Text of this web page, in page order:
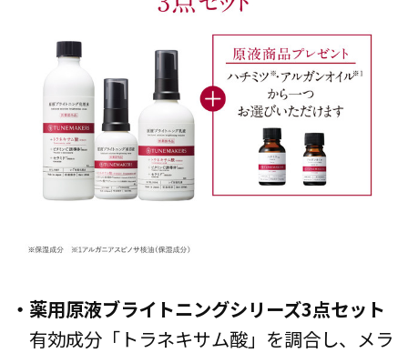
・薬用原液ブライトニングシリーズ3点セット
有効成分「トラネキサム酸」を調合し、メラ